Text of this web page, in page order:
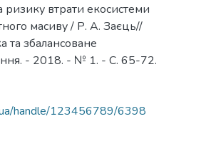
ризику втрати екосистеми
масиву / Р. А. Заєць//
та збалансоване
- 2018. - № 1. - С. 65-72.
handle/123456789/6398